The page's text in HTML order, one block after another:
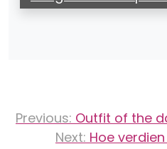
navigatie
Previous: Outfit of the
Next: Hoe